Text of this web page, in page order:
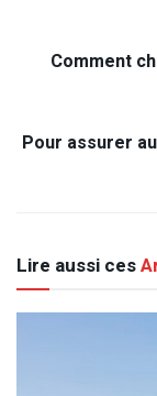
Comment
Pour assurer
Lire aussi ces